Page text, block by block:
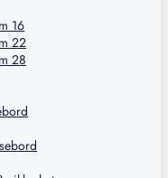
16
22
28